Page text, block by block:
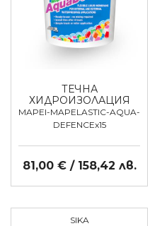
ТЕЧНА
ХИДРОИЗОЛАЦИЯ
MAPEI-MAPELASTIC-AQUA-
DEFENCEx15
81,00 € / 158,42 лв.
SIKA